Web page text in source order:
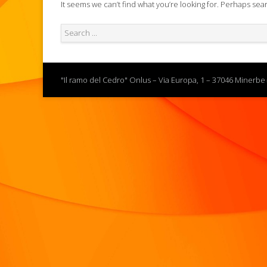
It seems we can’t find what you’re looking for. Perhaps
"Il ramo del Cedro" Onlus – Via Europa, 1 – 37046 Minerbe